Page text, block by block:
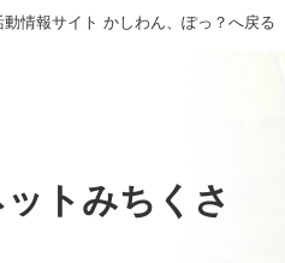
情報サイト かしわん、ぽっ？へ戻る
トみちくさ